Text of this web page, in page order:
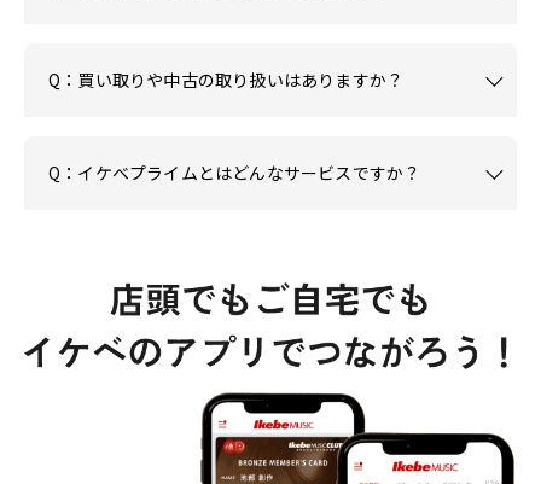
Q：買い取りや中古の取り扱いはありますか？
Q：イケベプライムとはどんなサービスですか？